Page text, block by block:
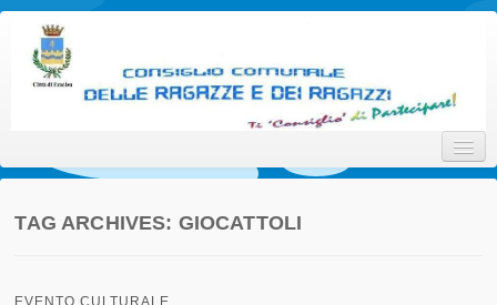
Consiglio Comunale delle
Ragazze e dei Ragazzi della
Città di Eraclea
Ti 'Consiglio' di Partecipare!
TAG ARCHIVES: GIOCATTOLI
EVENTO CULTURALE